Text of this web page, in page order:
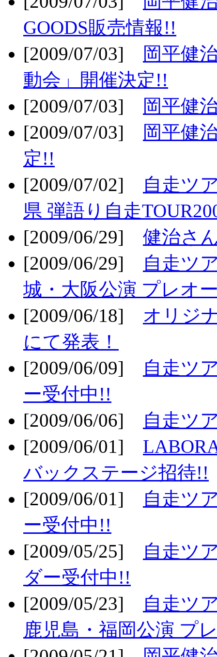
GOODS販売情報!!
[2009/07/03]
岡平健
動会」開催決定!!
[2009/07/03]
岡平健
[2009/07/03]
岡平健
定!!
[2009/07/02]
自走ツ
県 弾語り自走
[2009/06/29] 健治さ
[2009/06/29]
自走ツ
城・大阪公演 プレオ
[2009/06/18] オリジ
にて発表！
[2009/06/09]
自走ツ
ー受付中!!
[2009/06/06]
自走ツ
[2009/06/01]
バックステージ招待!!
[2009/06/01]
自走ツ
ー受付中!!
[2009/05/25]
自走ツ
ダー受付中!!
[2009/05/23]
自走ツ
鹿児島・福岡公演 プ